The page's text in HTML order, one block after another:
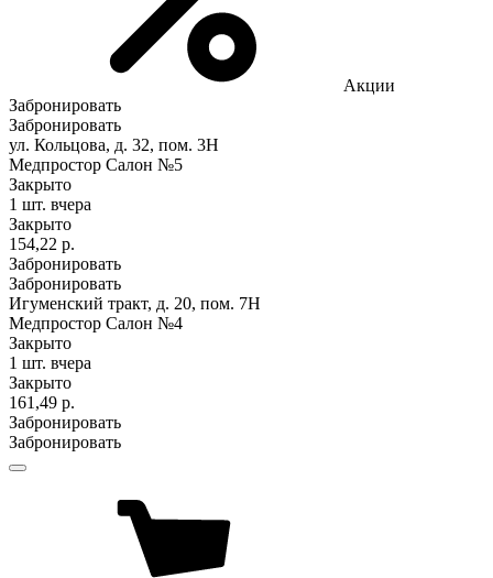
Акции
Забронировать
Забронировать
ул. Кольцова, д. 32, пом. 3Н
Медпростор Салон №5
Закрыто
1 шт. вчера
Закрыто
154,22 р.
Забронировать
Забронировать
Игуменский тракт, д. 20, пом. 7Н
Медпростор Салон №4
Закрыто
1 шт. вчера
Закрыто
161,49 р.
Забронировать
Забронировать